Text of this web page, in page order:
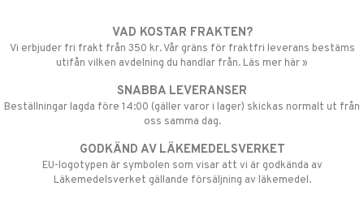
VAD KOSTAR FRAKTEN?
Vi erbjuder fri frakt från 350 kr. Vår gräns för fraktfri leverans bestäms
utifån vilken avdelning du handlar från. Läs mer här »
SNABBA LEVERANSER
Beställningar lagda före 14:00 (gäller varor i lager) skickas normalt ut från
oss samma dag.
GODKÄND AV LÄKEMEDELSVERKET
EU-logotypen är symbolen som visar att vi är godkända av
Läkemedelsverket gällande försäljning av läkemedel.